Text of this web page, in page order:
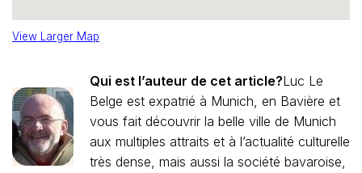
View Larger Map
Qui est l’auteur de cet article?Luc Le
Belge est expatrié à Munich, en Bavière et
vous fait découvrir la belle ville de Munich
aux multiples attraits et à l’actualité culturelle
très dense, mais aussi la société bavaroise,